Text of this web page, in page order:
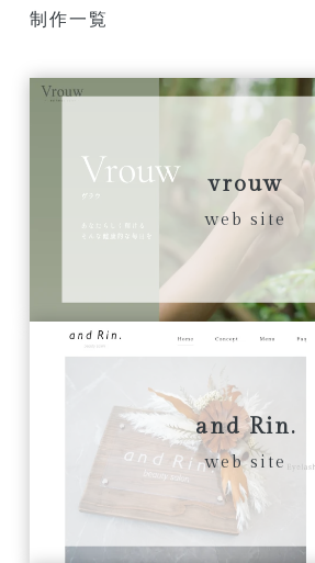
制作一覧
vrouw
web site
and Rin.
web site